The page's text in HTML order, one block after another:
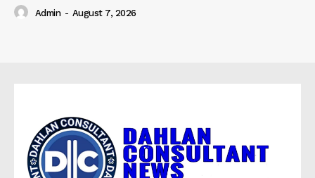
Admin - August 7, 2026